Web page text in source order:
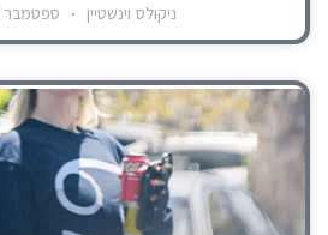
ניקולס וינשטיין ספטמבר 1, 2024